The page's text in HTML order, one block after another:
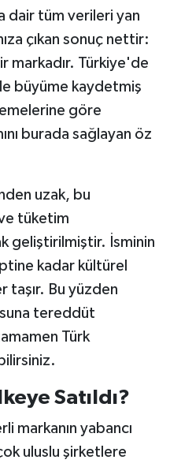
dair tüm verileri yan
çıkan sonuç nettir:
markadır. Türkiye'de
büyüme kaydetmiş
göre
burada sağlayan öz
uzak, bu
tüketim
geliştirilmiştir. İsminin
kadar kültürel
taşır. Bu yüzden
tereddüt
Türk
Satıldı?
markanın yabancı
uluslu şirketlere